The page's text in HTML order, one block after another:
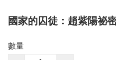
國家的囚徒：趙紫陽祕
數量